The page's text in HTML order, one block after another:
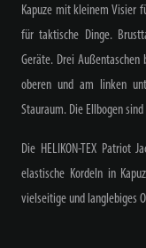
Kapuze mit kleinem Visier
für taktische Dinge.
Geräte. Drei
oberen und am linken
Stauraum. Die Ellbogen
Die HELIKON-TEX Patriot
elastische Kordeln in
vielseitige und langlebiges